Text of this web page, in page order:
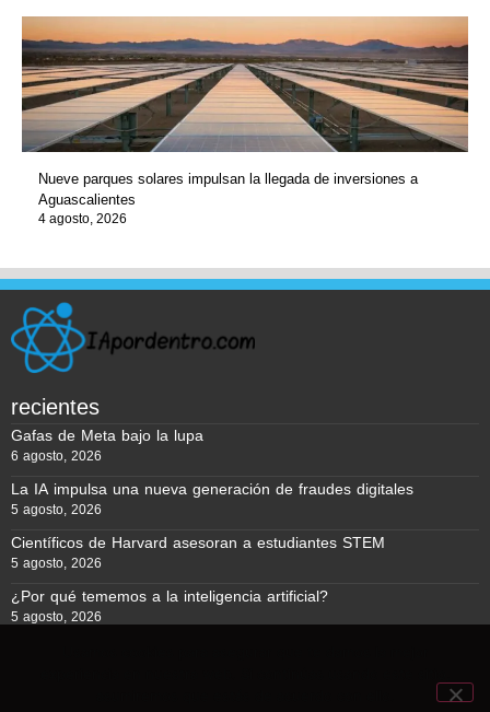
Nueve parques solares impulsan la llegada de inversiones a
Aguascalientes
4 agosto, 2026
recientes
Gafas de Meta bajo la lupa
6 agosto, 2026
La IA impulsa una nueva generación de fraudes digitales
5 agosto, 2026
Científicos de Harvard asesoran a estudiantes STEM
5 agosto, 2026
¿Por qué tememos a la inteligencia artificial?
5 agosto, 2026